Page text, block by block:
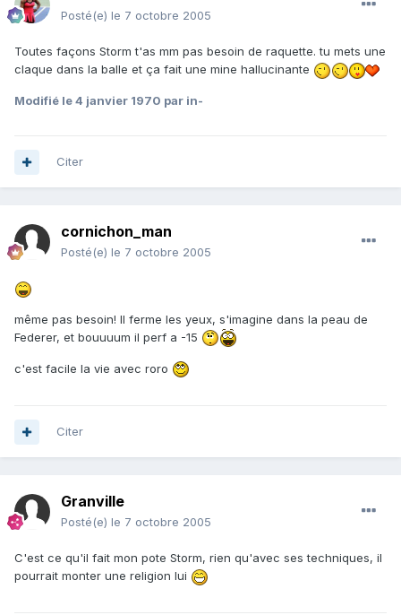
Posté(e) le 7 octobre 2005
Toutes façons Storm t'as mm pas besoin de raquette. tu mets une
claque dans la balle et ça fait une mine hallucinante
Modifié le 4 janvier 1970 par in-
Citer
cornichon_man
Posté(e) le 7 octobre 2005
même pas besoin! Il ferme les yeux, s'imagine dans la peau de
Federer, et bouuuum il perf a -15
c'est facile la vie avec roro
Citer
Granville
Posté(e) le 7 octobre 2005
C'est ce qu'il fait mon pote Storm, rien qu'avec ses techniques, il
pourrait monter une religion lui